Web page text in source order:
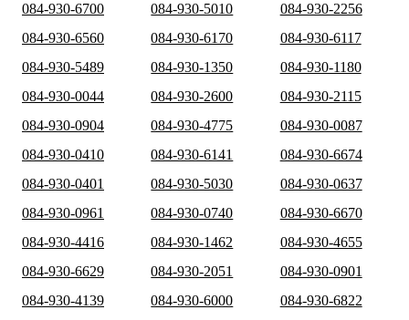
084-930-6700
084-930-5010
084-930-2256
084-930-6560
084-930-6170
084-930-6117
084-930-5489
084-930-1350
084-930-1180
084-930-0044
084-930-2600
084-930-2115
084-930-0904
084-930-4775
084-930-0087
084-930-0410
084-930-6141
084-930-6674
084-930-0401
084-930-5030
084-930-0637
084-930-0961
084-930-0740
084-930-6670
084-930-4416
084-930-1462
084-930-4655
084-930-6629
084-930-2051
084-930-0901
084-930-4139
084-930-6000
084-930-6822